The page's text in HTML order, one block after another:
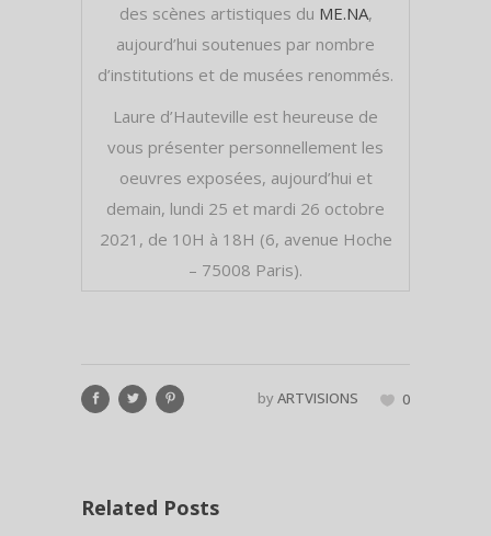
des scènes artistiques du ME.NA,
aujourd’hui soutenues par nombre
d’institutions et de musées renommés.
Laure d’Hauteville est heureuse de
vous présenter personnellement les
oeuvres exposées, aujourd’hui et
demain, lundi 25 et mardi 26 octobre
2021, de 10H à 18H (6, avenue Hoche
– 75008 Paris).
byARTVISIONS 0
Related Posts